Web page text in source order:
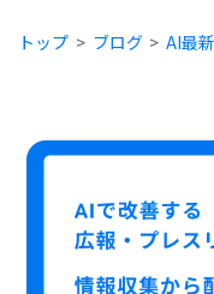
トップ ブログ AI最